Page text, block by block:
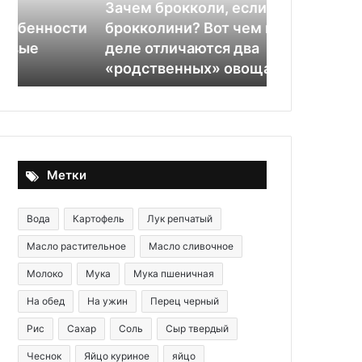
на
самом
отличаются
овоща
Зачем брокколи, если есть
брокколини? Вот чем на самом
деле отличаются два
«родственных» овоща
древней
Метки
Вода Картофель Лук репчатый
Масло растительное Масло сливочное
Молоко Мука Мука пшеничная
На обед На ужин Перец черный
Рис Сахар Соль Сыр твердый
Чеснок Яйцо куриное яйцо